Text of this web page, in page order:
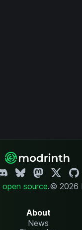
open source.© 2026
About
News